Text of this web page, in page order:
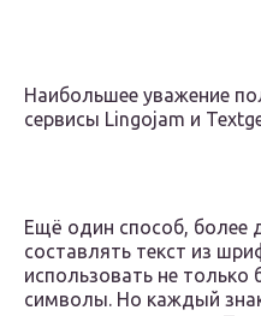
Наибольшее уважение
сервисы Lingojam и
Ещё один способ, более
составлять текст из
использовать не только
символы. Но каждый